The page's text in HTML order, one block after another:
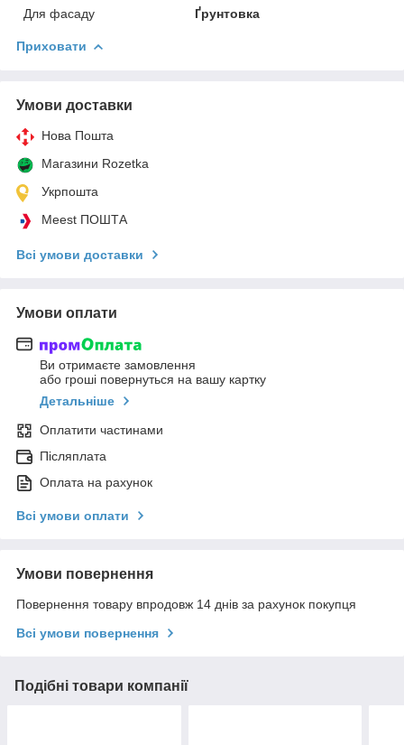
Для фасаду
Ґрунтовка
Приховати
Умови доставки
Нова Пошта
Магазини Rozetka
Укрпошта
Meest ПОШТА
Всі умови доставки
Умови оплати
Ви отримаєте замовлення
або гроші повернуться на вашу картку
Детальніше
Оплатити частинами
Післяплата
Оплата на рахунок
Всі умови оплати
Умови повернення
Повернення товару впродовж 14 днів за рахунок покупця
Всі умови повернення
Подібні товари компанії